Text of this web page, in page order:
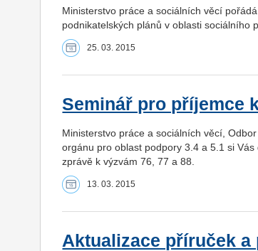
Ministerstvo práce a sociálních věcí
podnikatelských plánů v oblasti sociálního
25. 03. 2015
Seminář pro příjemce
Ministerstvo práce a sociálních věcí,
orgánu pro oblast podpory 3.4 a 5.1 si
zprávě k výzvám 76, 77 a 88.
13. 03. 2015
Aktualizace příruček